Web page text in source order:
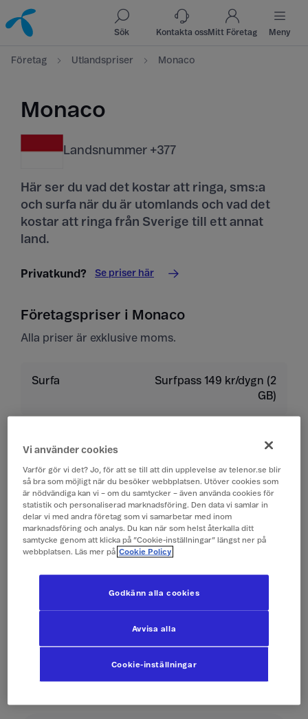
Till innehåll
Till sök
Sök Kontakta ossMitt Företag Meny
Företag Utlandspriser Monaco
Monaco
Landsnummer +377
Här ser du vad det kostar att ringa, sms:a
och surfa när du är utomlands och vad det
kostar att ringa från Sverige till ett annat
land.
Privatkund? Se priser här
Företagspriser i Monaco
Alla priser är exklusive moms.
Surfa
Surfpass 149 kr/dygn (2
GB)
Ta emot samtal 9 kr/min
Lyssna på röstbrevlåda 9 kr/min
Skicka sms 4 kr/st
Vi använder cookies
Varför gör vi det? Jo, för att se till att din upplevelse av telenor.se blir
så bra som möjligt när du besöker webbplatsen. Utöver cookies som
är nödvändiga kan vi – om du samtycker – även använda cookies för
statistik och personaliserad marknadsföring. Den data vi samlar in
delar vi med andra företag som vi samarbetar med inom
marknadsföring och analys. Du kan när som helst återkalla ditt
samtycke genom att klicka på ”Cookie-inställningar” längst ner på
webbplatsen. Läs mer på Cookie Policy
Cookie-inställningar
Avvisa alla
Godkänn alla cookies